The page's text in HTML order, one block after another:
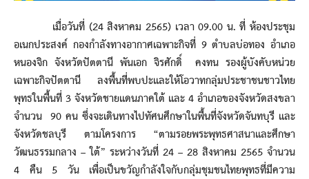
เมื่อวันที่ (24 สิงหาคม 2565) เวลา 09.00 น. ที่ ห้องประชุม
อเนกประสงค์ กองกำลังทางอากาศเฉพาะกิจที่ 9 ตำบลบ่อทอง อำเภอ
หนองจิก จังหวัดปัตตานี พันเอก จิรศักดิ์ คงทน รองผู้บังคับหน่วย
เฉพาะกิจปัตตานี ลงพื้นที่พบปะและให้โอวาทกลุ่มประชาชนชาวไทย
พุทธในพื้นที่ 3 จังหวัดชายแดนภาคใต้ และ 4 อำเภอของจังหวัดสงขลา
จำนวน 90 คน ซึ่งจะเดินทางไปทัศนศึกษาในพื้นที่จังหวัดจันทบุรี และ
จังหวัดชลบุรี ตามโครงการ “ตามรอยพระพุทธศาสนาและศึกษา
วัฒนธรรมกลาง – ใต้” ระหว่างวันที่ 24 – 28 สิงหาคม 2565 จำนวน
4 คืน 5 วัน เพื่อเป็นขวัญกำลังใจกับกลุ่มชุมชนไทยพุทธที่มีความ